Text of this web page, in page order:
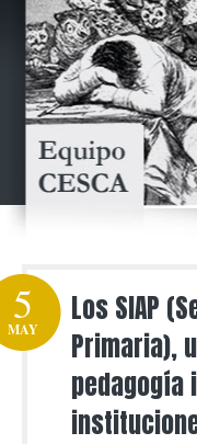
Los SIAP
Primaria),
pedagogía
5
MAY